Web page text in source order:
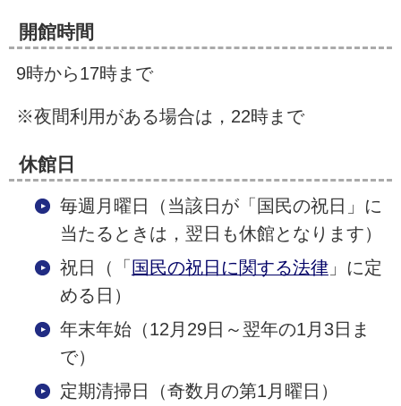
開館時間
9時から17時まで
※夜間利用がある場合は，22時まで
休館日
毎週月曜日（当該日が「国民の祝日」に
当たるときは，翌日も休館となります）
祝日（「 国民の祝日に関する法律」に定
める日）
年末年始（12月29日～翌年の1月3日ま
で）
定期清掃日（奇数月の第1月曜日）